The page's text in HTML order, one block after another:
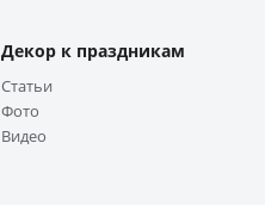
Декор к праздникам
Статьи
Фото
Видео